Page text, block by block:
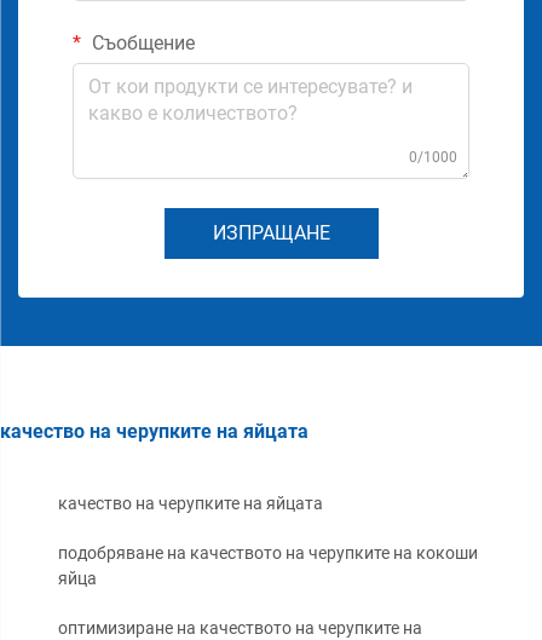
Съобщение
0/1000
ИЗПРАЩАНЕ
качество на черупките на яйцата
качество на черупките на яйцата
подобряване на качеството на черупките на кокоши
яйца
оптимизиране на качеството на черупките на